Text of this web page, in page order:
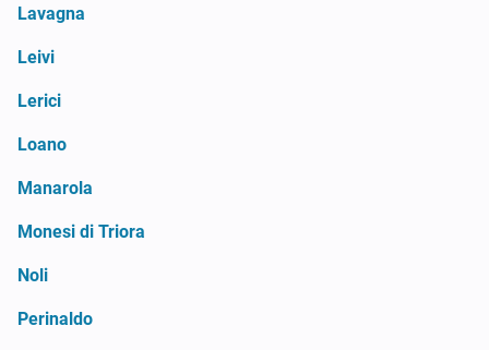
Lavagna
Leivi
Lerici
Loano
Manarola
Monesi di Triora
Noli
Perinaldo